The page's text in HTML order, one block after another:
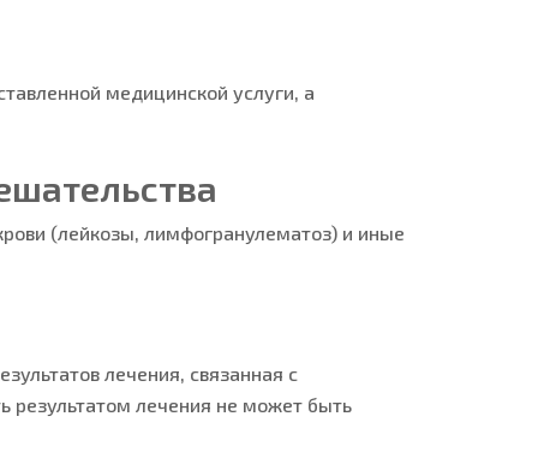
медицинской услуги, а
(лейкозы, лимфогранулематоз) и иные
лечения, связанная с
результатом лечения не может быть